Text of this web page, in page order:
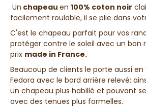
Un chapeau en 100% coton noir
facilement roulable, il se plie dans
C'est le chapeau parfait pour vos
protéger contre le soleil avec un bon
prix made in France.
Beaucoup de clients le porte aussi
Fedora avec le bord arrière relevé;
un chapeau plus habillé et pouvant
avec des tenues plus formelles.